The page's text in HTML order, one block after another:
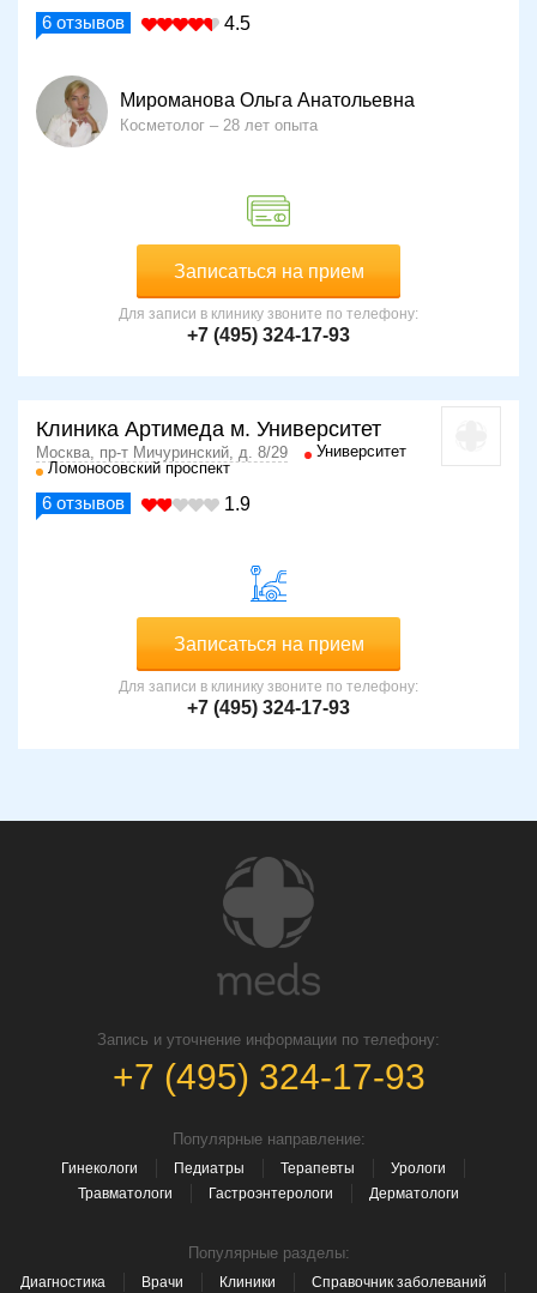
6 отзывов 4.5
Мироманова Ольга Анатольевна
Косметолог 28 лет опыта
Записаться на прием
Для записи в клинику звоните по телефону:
+7 (495) 324-17-93
Клиника Артимеда м. Университет
Москва, пр-т Мичуринский, д. 8/29
Университет
Ломоносовский проспект
6 отзывов 1.9
Записаться на прием
Для записи в клинику звоните по телефону:
+7 (495) 324-17-93
Запись и уточнение информации по телефону:
+7 (495) 324-17-93
Популярные направление:
Гинекологи Педиатры Терапевты
Урологи
Травматологи
Гастроэнтерологи Дерматологи
Популярные разделы:
Диагностика Врачи Клиники Справочник заболеваний